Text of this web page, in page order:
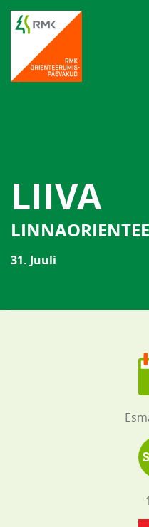
LIIVA
31. Juuli